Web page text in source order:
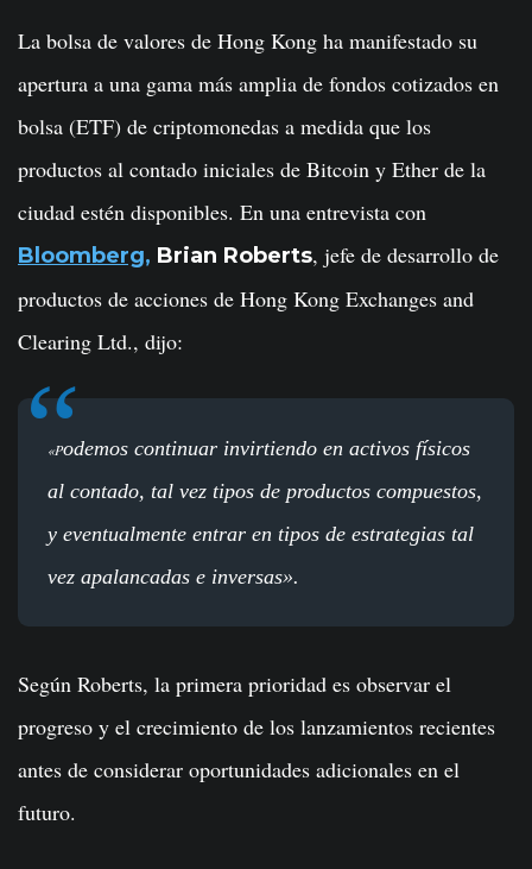
La bolsa de valores de Hong Kong ha manifestado su
apertura a una gama más amplia de fondos cotizados en
bolsa (ETF) de criptomonedas a medida que los
productos al contado iniciales de Bitcoin y Ether de la
ciudad estén disponibles. En una entrevista con
Bloomberg, Brian Roberts, jefe de desarrollo de
productos de acciones de Hong Kong Exchanges and
Clearing Ltd., dijo:
«Podemos continuar invirtiendo en activos físicos
al contado, tal vez tipos de productos compuestos,
y eventualmente entrar en tipos de estrategias tal
vez apalancadas e inversas».
Según Roberts, la primera prioridad es observar el
progreso y el crecimiento de los lanzamientos recientes
antes de considerar oportunidades adicionales en el
futuro.